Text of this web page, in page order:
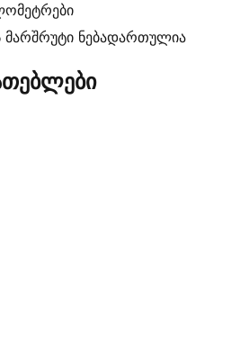
მარშრუტი ნებადართულია